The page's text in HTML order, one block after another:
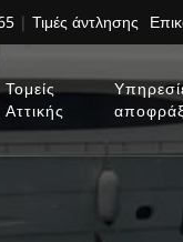
| Τιμές άντλησης
Τομείς
Αττικής